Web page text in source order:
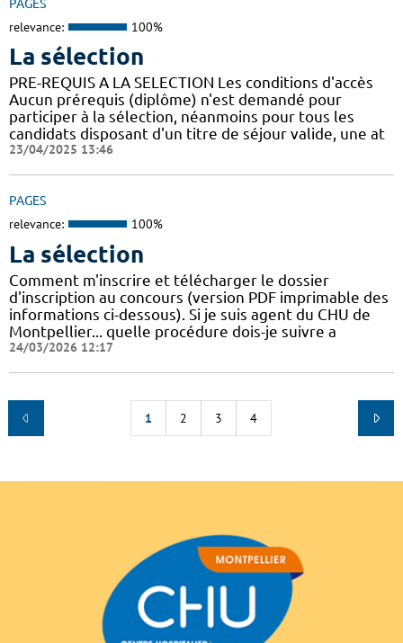
PAGES
relevance: 100%
La sélection
PRE-REQUIS A LA SELECTION Les conditions d'accès
Aucun prérequis (diplôme) n'est demandé pour
participer à la sélection, néanmoins pour tous les
candidats disposant d'un titre de séjour valide, une at
23/04/2025 13:46
PAGES
relevance: 100%
La sélection
Comment m'inscrire et télécharger le dossier
d'inscription au concours (version PDF imprimable des
informations ci-dessous). Si je suis agent du CHU de
Montpellier... quelle procédure dois-je suivre a
24/03/2026 12:17
1 2 3 4